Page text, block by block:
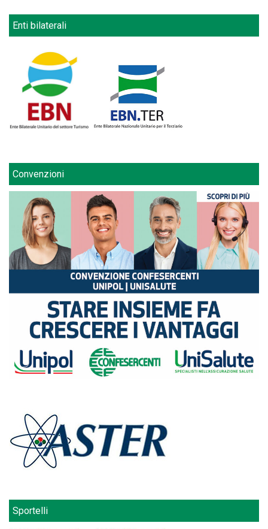
Enti bilaterali
Convenzioni
Sportelli